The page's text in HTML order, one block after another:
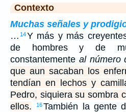
Contexto
Muchas señales y
… 14Y más y más
de hombres y de
constantemente al número
que aun sacaban los
tendían en lechos y
Pedro, siquiera su sombra
ellos.
16También la gente